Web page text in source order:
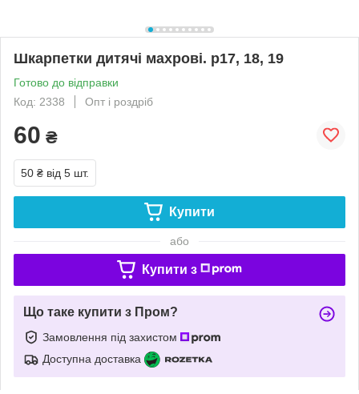
Шкарпетки дитячі махрові. р17, 18, 19
Готово до відправки
Код: 2338
Опт і роздріб
60 ₴
50 ₴ від 5 шт.
Купити
або
Купити з
Що таке купити з Пром?
Замовлення під захистом
Доступна доставка